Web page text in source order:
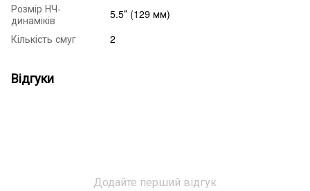
Розмір НЧ-
динаміків
5.5″ (129 мм)
Кількість смуг
2
Відгуки
Додайте перший відгук